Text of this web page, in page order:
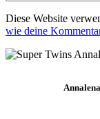
Diese Website
wie deine